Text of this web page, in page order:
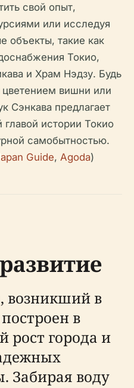
свой опыт,
или исследуя
объекты, такие как
Токио,
и Храм Нэдзу. Будь
вишни или
Сэнкава предлагает
истории Токио
самобытностью.
Guide, Agoda)
возникший в
в
рост города и
Забирая воду